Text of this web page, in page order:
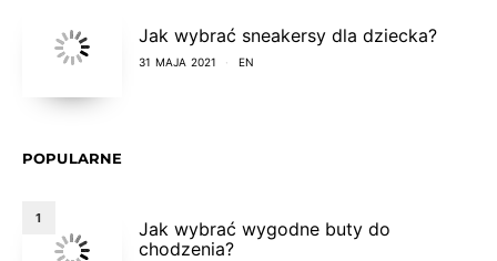
Jak wybrać sneakersy dla dziecka?
31 MAJA 2021 EN
POPULARNE
1
Jak wybrać wygodne buty do
chodzenia?